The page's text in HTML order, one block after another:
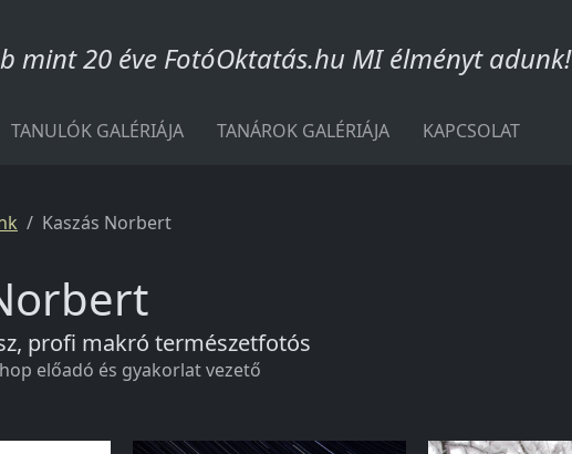
mint 20 éve FotóOktatás.hu MI élményt adunk!
TANULÓK GALÉRIÁJA TANÁROK GALÉRIÁJA KAPCSOLAT
Kaszás Norbert
profi makró természetfotós
előadó és gyakorlat vezető